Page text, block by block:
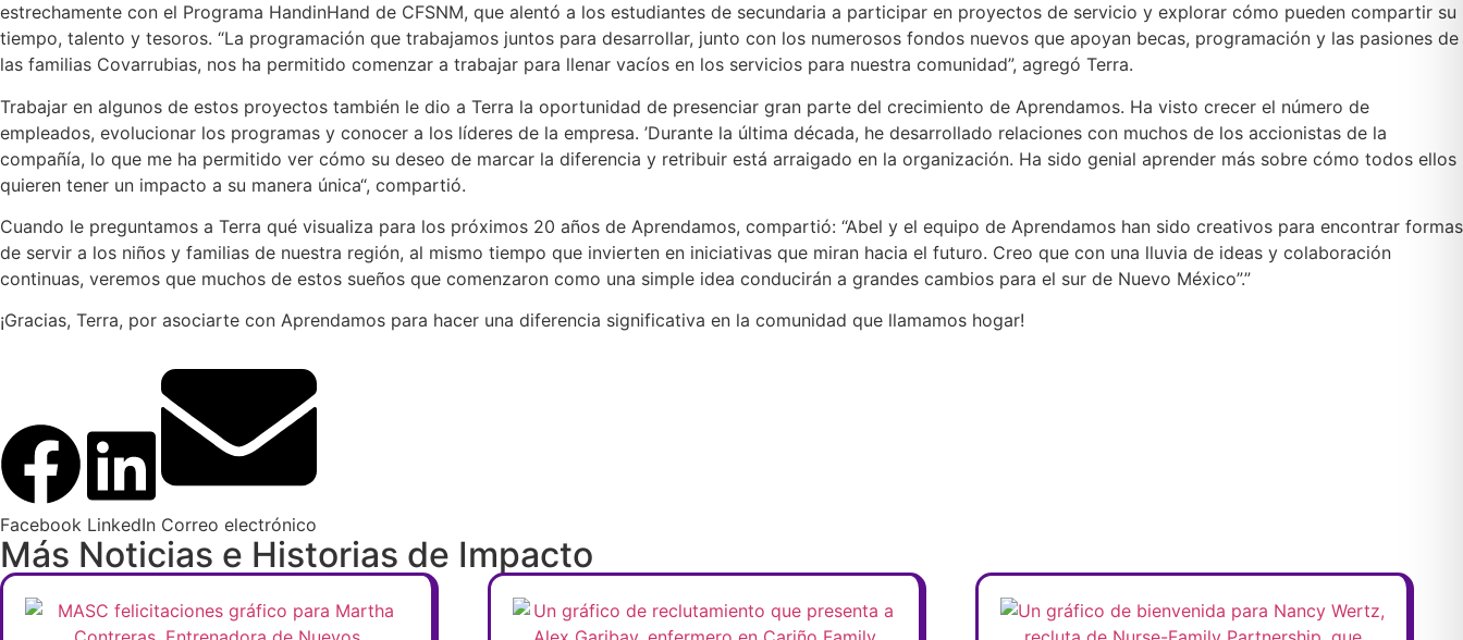
estrechamente con el Programa HandinHand de CFSNM, que alentó a los estudiantes de secundaria a participar en proyectos de servicio y explorar cómo pueden compartir su
tiempo, talento y tesoros. “La programación que trabajamos juntos para desarrollar, junto con los numerosos fondos nuevos que apoyan becas, programación y las pasiones de
las familias Covarrubias, nos ha permitido comenzar a trabajar para llenar vacíos en los servicios para nuestra comunidad”, agregó Terra.
Trabajar en algunos de estos proyectos también le dio a Terra la oportunidad de presenciar gran parte del crecimiento de Aprendamos. Ha visto crecer el número de
empleados, evolucionar los programas y conocer a los líderes de la empresa. ’Durante la última década, he desarrollado relaciones con muchos de los accionistas de la
compañía, lo que me ha permitido ver cómo su deseo de marcar la diferencia y retribuir está arraigado en la organización. Ha sido genial aprender más sobre cómo todos ellos
quieren tener un impacto a su manera única“, compartió.
Cuando le preguntamos a Terra qué visualiza para los próximos 20 años de Aprendamos, compartió: “Abel y el equipo de Aprendamos han sido creativos para encontrar formas
de servir a los niños y familias de nuestra región, al mismo tiempo que invierten en iniciativas que miran hacia el futuro. Creo que con una lluvia de ideas y colaboración
continuas, veremos que muchos de estos sueños que comenzaron como una simple idea conducirán a grandes cambios para el sur de Nuevo México”.”
¡Gracias, Terra, por asociarte con Aprendamos para hacer una diferencia significativa en la comunidad que llamamos hogar!
Facebook LinkedIn Correo electrónico
Más Noticias e Historias de Impacto